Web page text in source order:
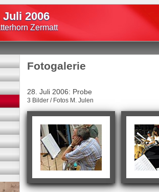
2006
Zermatt
Fotogalerie
28. Juli 2006: Probe
3 Bilder / Fotos M. Julen